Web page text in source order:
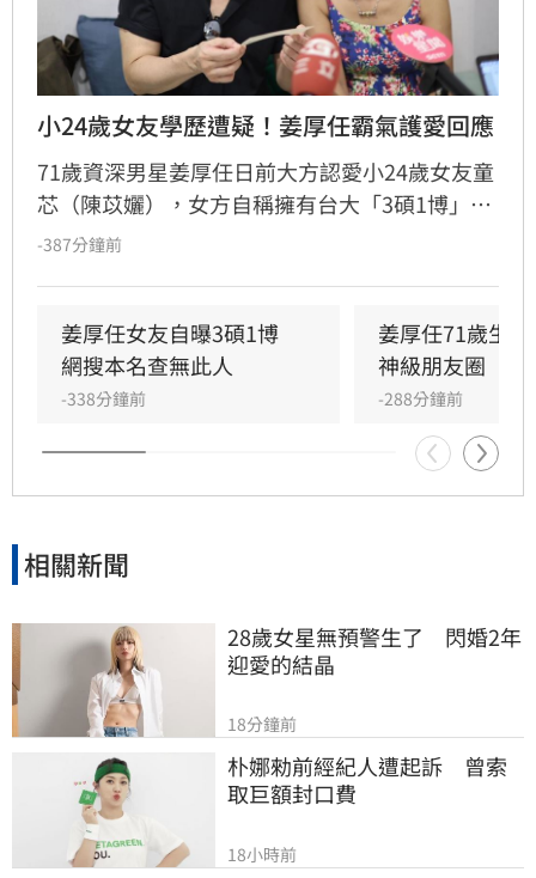
小24歲女友學歷遭疑！姜厚任霸氣護愛回應
71歲資深男星姜厚任日前大方認愛小24歲女友童
芯（陳苡孋），女方自稱擁有台大「3碩1博」高
學歷且智商146，引發網友高度關注。然而，有
更有網友爆料其過去經歷與改名等爭議。面對外
界對女友背景的連番檢視與熱議，姜厚任受訪時
直言，這段感情本是浪漫的愛情片，不希望演變
成偵探片，強調無論對方背景如何都堅定相愛，
並表示涉及個人隱私與法律問題，後續將不再針
對相關傳聞做出任何回應。
-387分鐘前
姜厚任女友自曝3碩1博
網搜本名查無此人
-338分鐘前
姜厚任71歲生
神級朋友圈
-288分鐘前
相關新聞
28歲女星無預警生了　閃婚2年
迎愛的結晶
18分鐘前
朴娜勑前經紀人遭起訴　曾索
取巨額封口費
18小時前